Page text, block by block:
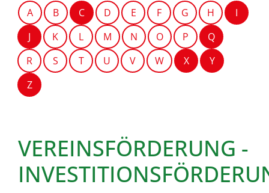
A B C D E F G H
I
J
K L M N O P
Q
R
S T U V W X
Y
Z
VEREINSFÖRDERUNG -